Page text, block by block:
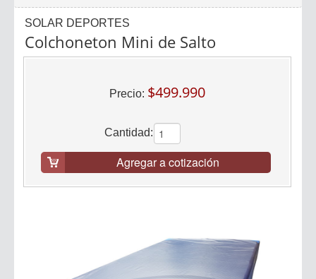
SOLAR DEPORTES
Colchoneton Mini de Salto
Precio: $499.990
Cantidad:
Agregar a cotización